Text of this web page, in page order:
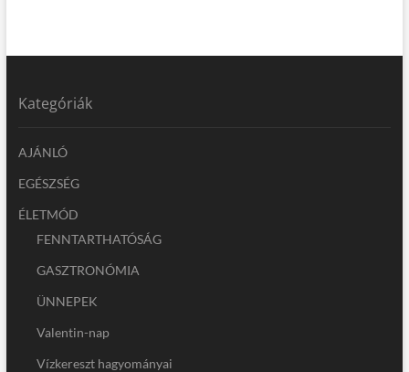
Kategóriák
AJÁNLÓ
EGÉSZSÉG
ÉLETMÓD
FENNTARTHATÓSÁG
GASZTRONÓMIA
ÜNNEPEK
Valentin-nap
Vízkereszt hagyományai